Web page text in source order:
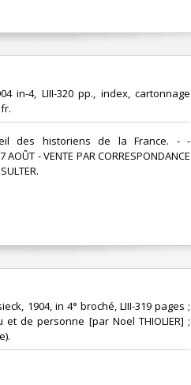
in-4, LIII-320 pp., index, cartonnage
des historiens de la France. - -
AOÛT - VENTE PAR CORRESPONDANCE
1904, in 4° broché, LIII-319 pages ;
de personne [par Noel THIOLIER] ;